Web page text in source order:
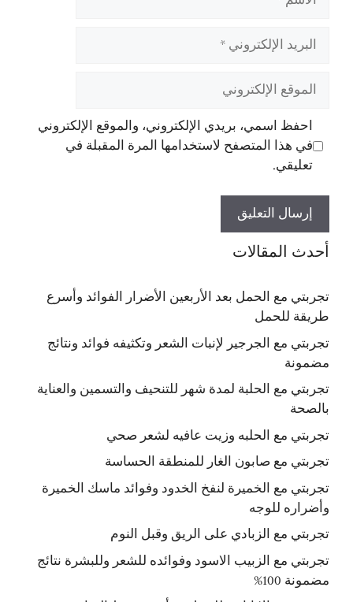
البريد
الإلكتروني
الموقع
الإلكتروني
احفظ اسمي، بريدي الإلكتروني، والموقع الإلكتروني
في هذا المتصفح لاستخدامها المرة المقبلة في
تعليقي.
أحدث المقالات
تجربتي مع الحمل بعد الأربعين الأضرار الفوائد وأسرع
طريقة للحمل
تجربتي مع الجرجير لإنبات الشعر وتكثيفه فوائد ونتائج
مضمونة
تجربتي مع الحلبة لمدة شهر للتنحيف والتسمين والعناية
بالصحة
تجربتي مع الحلبه وزيت عافيه لشعر صحي
تجربتي مع صابون الغار للمنطقة الحساسة
تجربتي مع الخميرة لنفخ الخدود وفوائد ماسك الخميرة
وأضراره للوجه
تجربتي مع الزبادي على الريق وقبل النوم
تجربتي مع الزبيب الاسود وفوائده للشعر وللبشرة نتائج
مضمونة 100%